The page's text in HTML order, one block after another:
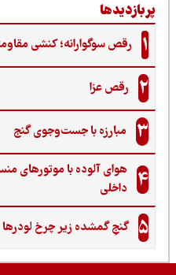
رقص سوگوارانه؛ کنشی مقاومتی
رقص عزا
مبارزه با جست‌وجوی گنج‌
هوای آلوده با موتورهای
داخلی
گنجِ گمشده زیر چرخ لودرها